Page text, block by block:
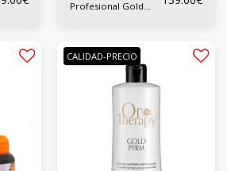
Profesional Gold
CALIDAD-PRECIO